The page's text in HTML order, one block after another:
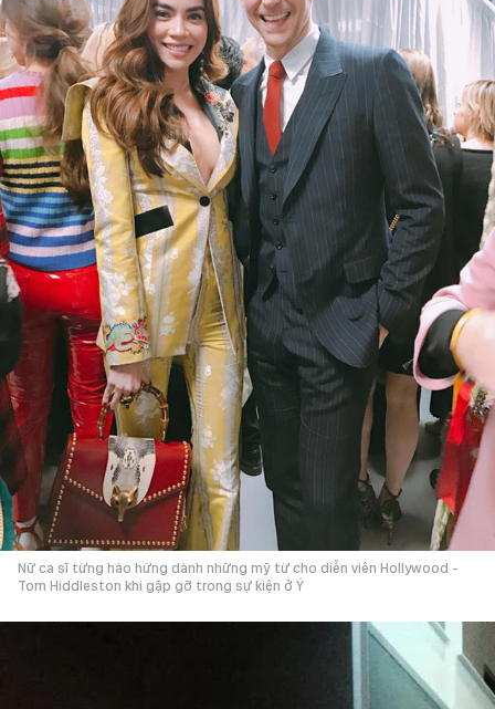
Nữ ca sĩ từng hào hứng dành những mỹ từ cho diễn viên Hollywood -
Tom Hiddleston khi gặp gỡ trong sự kiện ở Ý